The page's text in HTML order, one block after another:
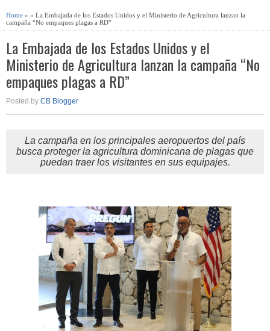
Home » » La Embajada de los Estados Unidos y el Ministerio de Agricultura lanzan la
campaña “No empaques plagas a RD”
La Embajada de los Estados Unidos y el
Ministerio de Agricultura lanzan la campaña “No
empaques plagas a RD”
Posted by CB Blogger
La campaña en los principales aeropuertos del país
busca proteger la agricultura dominicana de plagas que
puedan traer los visitantes en sus equipajes.